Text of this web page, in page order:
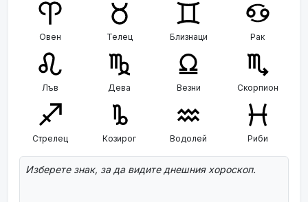
Овен Телец Близнаци Рак
Лъв Дева Везни Скорпион
Стрелец Козирог Водолей Риби
Изберете знак, за да видите днешния хороскоп.